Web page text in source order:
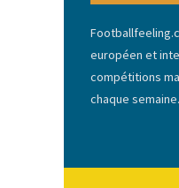
européen et
compétitions
chaque semaine.